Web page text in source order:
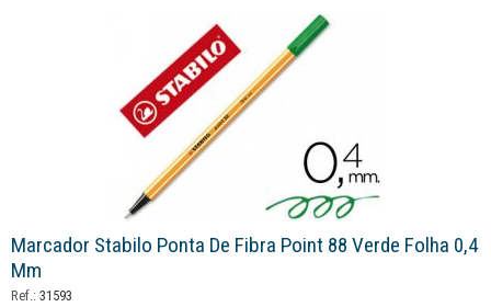
Marcador Stabilo Ponta De Fibra Point 88 Verde Folha 0,4
Mm
Ref.: 31593